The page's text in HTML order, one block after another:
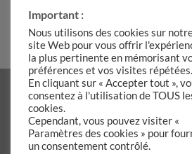
The Candle Factory
Ulric de Varens
Visa MasterCardStripe
Pay
BLOG C.G.V
Important :
Nous utilisons des cookies sur
site Web pour vous offrir
la plus pertinente en mémorisant
préférences et vos visites répétées.
En cliquant sur « Accepter tout »,
consentez à l'utilisation de TOUS
cookies.
Cependant, vous pouvez visiter «
Paramètres des cookies » pour
un consentement contrôlé.